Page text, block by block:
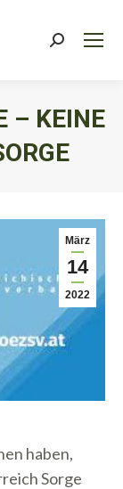
Search:
– KEINE
März
14
2022
haben,
Sorge